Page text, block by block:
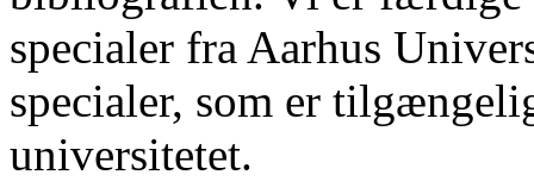
specialer fra Aarhus
specialer, som er
universitetet.